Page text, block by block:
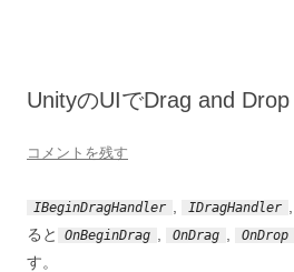
UnityのUIでDrag and Drop
コメントを残す
IBeginDragHandler IDragHandler
ると
OnBeginDrag OnDrag OnDrop
す。